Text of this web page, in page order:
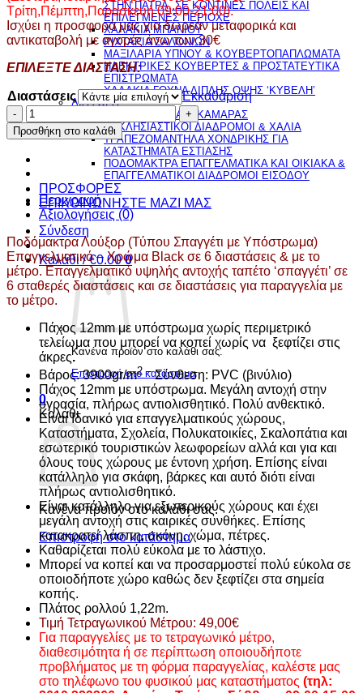
ΣΤΗΝ ΠΑΤΡΑ, ΣΕ ΚΟΝΤΙΝΕΣ ΠΟΛΕΙΣ ΚΑΙ
ΕΠΙΛΕΓΜΕΝΕΣ ΠΕΡΙΟΧΕ
ΧΑΛΑΚΙΑ ΜΠΑΝΙΟΥ
ΡΙΧΤΑΡΙΑ ΣΑΛΟΝΙΩΝ
ΜΑΞΙΛΑΡΙΑ ΥΠΝΟΥ & ΚΟΥΒΕΡΤΟΠΑΠΛΩΜΑΤΑ
ΗΛΕΚΤΡΙΚΕΣ ΚΟΥΒΕΡΤΕΣ & ΠΡΟΣΤΑΤΕΥΤΙΚΑ
ΕΠΙΣΤΡΩΜΑΤΑ
ΧΑΛΑΚΙΑ ΓΟΥΝΑ ΔΙΠΛΗΣ ΟΨΗΣ ‘ΚΥΒΕΛΗ’
ΔΙΑΦΟΡΑ
ΤΑΠΕΤΑ ΚΡΕΒΑΤΟΚΑΜΑΡΑΣ
ΕΚΚΛΗΣΙΑΣΤΙΚΟΙ ΔΙΑΔΡΟΜΟΙ & ΧΑΛΙΑ
ΤΡΑΠΕΖΟΜΑΝΤΗΛΑ ΧΟΝΔΡΙΚΗΣ ΓΙΑ
ΚΑΤΑΣΤΗΜΑΤΑ ΕΣΤΙΑΣΗΣ
ΠΟΔΟΜΑΚΤΡΑ ΕΠΑΓΓΕΛΜΑΤΙΚΑ ΚΑΙ ΟΙΚΙΑΚΑ &
ΕΠΑΓΓΕΛΜΑΤΙΚΟΙ ΔΙΑΔΡΟΜΟΙ ΕΙΣΟΔΟΥ
ΠΡΟΣΦΟΡΕΣ
ΕΠΙΚΟΙΝΩΝΗΣΤΕ ΜΑΖΙ ΜΑΣ
Σύνδεση
Καλάθι /€0.00 0
Κανένα προϊόν στο καλάθι σας.
Επιστροφή στο κατάστημα
0
Καλάθι
Κανένα προϊόν στο καλάθι σας.
Επιστροφή στο κατάστημα
Τρίτη,Πέμπτη,Παρασκευή 09:00-21:00).
Ισχύει η προσφορά μας για δωρεάν μεταφορικά και
αντικαταβολή με αγορές άνω των 30€
ΕΠΙΛΕΞΤΕ ΔΙΑΣΤΑΣΗ:
Διαστάσεις
Εκκαθάριση
Ποδόμακτρα
Λούξορ
(Τύπου
Σπαγγέτι
με
Υπόστρωμα)
Επαγγελματικό
-
Χρώμα
Black
σε
6
διαστάσεις
&
το
μέτρο
ποσότητα
Προσθήκη στο καλάθι
Περιγραφή
Αξιολογήσεις (0)
Ποδόμακτρα Λούξορ (Τύπου Σπαγγέτι με Υπόστρωμα)
Επαγγελματικό – Χρώμα Black σε 6 διαστάσεις & με το
μέτρο. Επαγγελματικό υψηλής αντοχής ταπέτο ‘σπαγγέτι’ σε
6 σταθερές διαστάσεις και σε διαστάσεις για παραγγελία με
το μέτρο.
Πάχος 12mm με υπόστρωμα χωρίς περιμετρικό
τελείωμα που μπορεί να κοπεί χωρίς να ξεφτίζει στις
άκρες.
Βάρος: 3900gr/m2 –Σύνθεση: PVC (βινύλιο)
Πάχος 12mm με υπόστρωμα. Μεγάλη αντοχή στην
υγρασία, πλήρως αντιολισθητικό. Πολύ ανθεκτικό.
Είναι Ιδανικό για επαγγελματικούς χώρους,
Καταστήματα, Σχολεία, Πολυκατοικίες, Σκαλοπάτια και
εσωτερικό τουριστικών λεωφορείων αλλά και για και
όλους τους χώρους με έντονη χρήση. Επίσης είναι
κατάλληλο για σκάφη, βάρκες και αυτό διότι είναι
πλήρως αντιολισθητικό.
Είναι κατάλληλο για εξωτερικούς χώρους και έχει
μεγάλη αντοχή στις καιρικές συνθήκες. Επίσης
κατακρατεί λάσπη, σκόνη, χώμα, πέτρες.
Καθαρίζεται πολύ εύκολα με το λάστιχο.
Μπορεί να κοπεί και να προσαρμοστεί πολύ εύκολα σε
οποιοδήποτε χώρο καθώς δεν ξεφτίζει στα σημεία
κοπής.
Πλάτος ρολλού 1,22m.
Τιμή Τετραγωνικού Μέτρου: 49,00€
Για παραγγελίες με το τετραγωνικό μέτρο,
διαθεσιμότητα ή σε περίπτωση οποιουδήποτε
προβλήματος με τη φόρμα παραγγελίας, καλέστε μας
στο τηλέφωνο του φυσικού μας καταστήματος (τηλ: